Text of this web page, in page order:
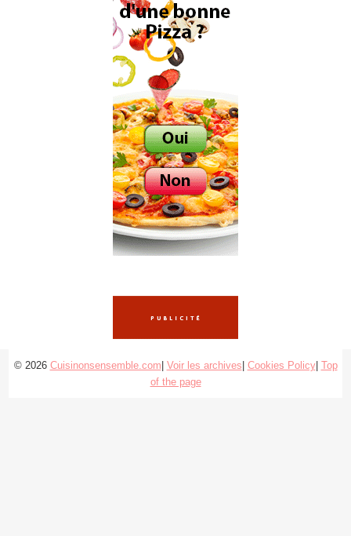
© 2026 Cuisinonsensemble.com Voir les archives Cookies Policy| Top
of the page